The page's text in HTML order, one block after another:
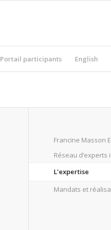
Portail participants English
Francine Masson
Réseau
L’expertise
Mandats et